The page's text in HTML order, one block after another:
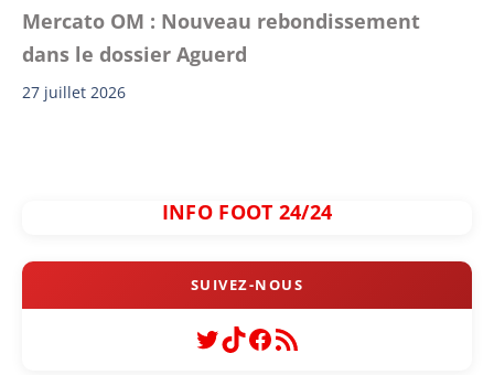
Mercato OM : Nouveau rebondissement
dans le dossier Aguerd
27 juillet 2026
INFO FOOT 24/24
Twitter
TikTok
Facebook
Flux RSS